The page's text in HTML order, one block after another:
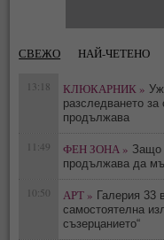
СВЕЖО НАЙ-ЧЕТЕНО
13:18 КЛЮКАРНИК »
разследването
продължава
11:49 ФЕН ЗОНА » Защо
продължава да
10:50 АРТ » Галерия 33
самостоятелна
съзерцанието“